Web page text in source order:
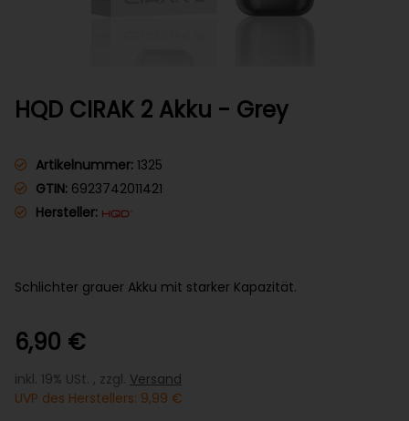
HQD CIRAK 2 Akku - Grey
Artikelnummer: 1325
GTIN: 6923742011421
Hersteller:
Schlichter grauer Akku mit starker Kapazität.
6,90 €
inkl. 19% USt. , zzgl. Versand
UVP des Herstellers: 9,99 €